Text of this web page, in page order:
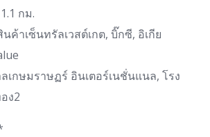
กม.
ค้าเซ็นทรัลเวสต์เกต, บิ๊กซี, อิเกีย
เกษมราษฏร์ อินเตอร์เนชั่นแนล, โรง
ง2